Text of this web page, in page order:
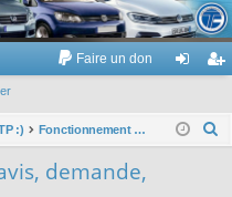
Volkswagen Touran
Faire un don
ne nr
:) Fonctionnement du site : avis, demande, observations, ...
demande,